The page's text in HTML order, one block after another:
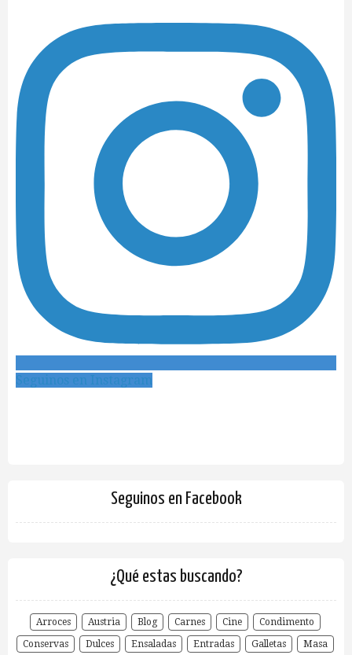
Seguinos en Facebook
¿Qué estas buscando?
Arroces Austria Blog Carnes Cine
Condimento
Conservas
Dulces Ensaladas Entradas Galletas Masa